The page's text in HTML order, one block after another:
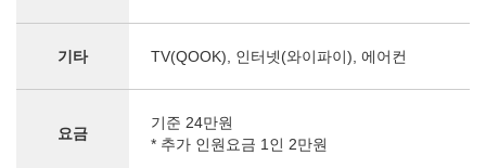
기타 TV(QOOK), 인터넷(와이파이), 에어컨
요금
기준 24만원
* 추가 인원요금 1인 2만원